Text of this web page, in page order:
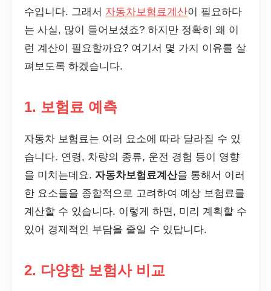
수입니다. 그래서 자동차보험료계산이 필요하다
는 사실, 많이 들어보셨죠? 하지만 정확히 왜 이
런 계산이 필요할까요? 여기서 몇 가지 이유를 살
펴보도록 하겠습니다.
1. 보험료 예측
자동차 보험료는 여러 요소에 따라 달라질 수 있
습니다. 연령, 차량의 종류, 운전 경험 등이 영향
을 미치는데요. 자동차보험료계산을 통해서 이러
한 요소들을 종합적으로 고려하여 예상 보험료를
계산할 수 있습니다. 이렇게 하면, 미리 계획할 수
있어 경제적인 부담을 줄일 수 있답니다.
2. 다양한 보험사 비교